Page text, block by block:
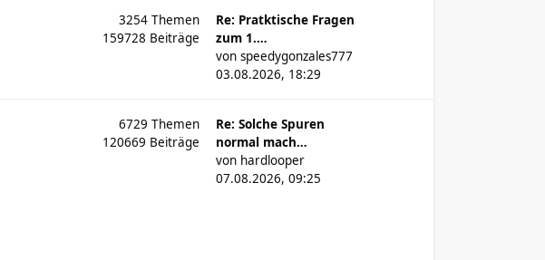
3254Themen
159728 Beiträge
Re: Pratktische Fragen
zum 1.…
vonspeedygonzales777
03.08.2026, 18:29
6729Themen
120669 Beiträge
Re: Solche Spuren
normal mach…
von hardlooper
07.08.2026, 09:25